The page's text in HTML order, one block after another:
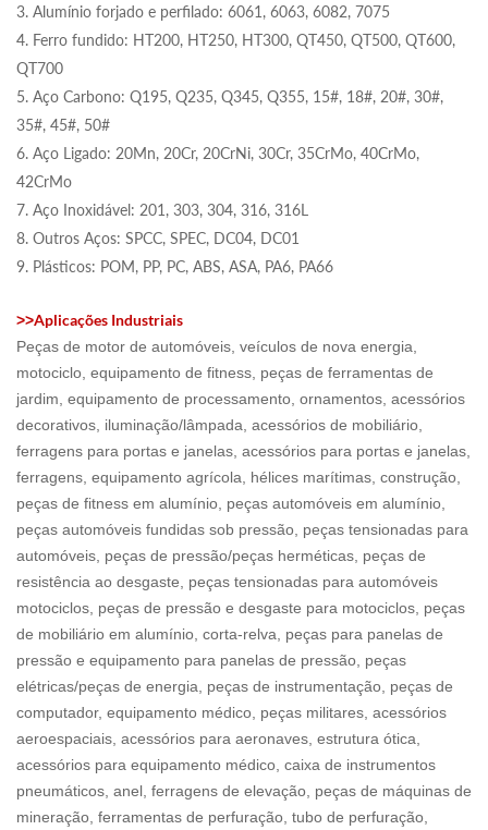
3. Alumínio forjado e perfilado: 6061, 6063, 6082, 7075
4. Ferro fundido: HT200, HT250, HT300, QT450, QT500, QT600,
QT700
5. Aço Carbono: Q195, Q235, Q345, Q355, 15#, 18#, 20#, 30#,
35#, 45#, 50#
6. Aço Ligado: 20Mn, 20Cr, 20CrNi, 30Cr, 35CrMo, 40CrMo,
42CrMo
7. Aço Inoxidável: 201, 303, 304, 316, 316L
8. Outros Aços: SPCC, SPEC, DC04, DC01
9. Plásticos: POM, PP, PC, ABS, ASA, PA6, PA66
>>Aplicações Industriais
Peças de motor de automóveis, veículos de nova energia,
motociclo, equipamento de fitness, peças de ferramentas de
jardim, equipamento de processamento, ornamentos, acessórios
decorativos, iluminação/lâmpada, acessórios de mobiliário,
ferragens para portas e janelas, acessórios para portas e janelas,
ferragens, equipamento agrícola, hélices marítimas, construção,
peças de fitness em alumínio, peças automóveis em alumínio,
peças automóveis fundidas sob pressão, peças tensionadas para
automóveis, peças de pressão/peças herméticas, peças de
resistência ao desgaste, peças tensionadas para automóveis
motociclos, peças de pressão e desgaste para motociclos, peças
de mobiliário em alumínio, corta-relva, peças para panelas de
pressão e equipamento para panelas de pressão, peças
elétricas/peças de energia, peças de instrumentação, peças de
computador, equipamento médico, peças militares, acessórios
aeroespaciais, acessórios para aeronaves, estrutura ótica,
acessórios para equipamento médico, caixa de instrumentos
pneumáticos, anel, ferragens de elevação, peças de máquinas de
mineração, ferramentas de perfuração, tubo de perfuração,